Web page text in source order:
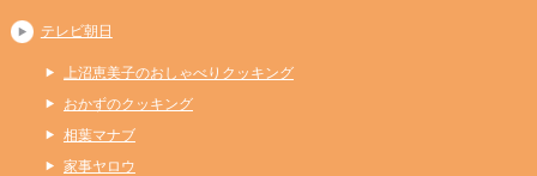
テレビ朝日
上沼恵美子のおしゃべりクッキング
おかずのクッキング
相葉マナブ
家事ヤロウ